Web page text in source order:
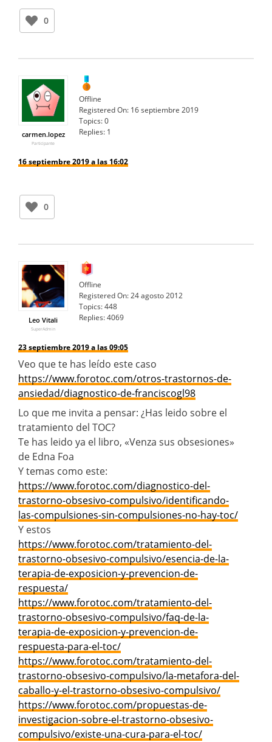
0
carmen.lopez
Participante
Offline
Registered On: 16 septiembre 2019
Topics:0
Replies: 1
16 septiembre 2019 a las 16:02
0
Leo Vitali
SuperAdmin
Offline
Registered On:24 agosto 2012
Topics:448
Replies:4069
23 septiembre 2019 a las 09:05
Veo que te has leído este caso
https://www.forotoc.com/otros-trastornos-de-
ansiedad/diagnostico-de-franciscogl98
Lo que me invita a pensar: ¿Has leido sobre el
tratamiento del TOC?
Te has leido ya el libro, «Venza sus obsesiones»
de Edna Foa
Y temas como este:
https://www.forotoc.com/diagnostico-del-
trastorno-obsesivo-compulsivo/identificando-
las-compulsiones-sin-compulsiones-no-hay-toc/
Y estos
https://www.forotoc.com/tratamiento-del-
trastorno-obsesivo-compulsivo/esencia-de-la-
terapia-de-exposicion-y-prevencion-de-
respuesta/
https://www.forotoc.com/tratamiento-del-
trastorno-obsesivo-compulsivo/faq-de-la-
terapia-de-exposicion-y-prevencion-de-
respuesta-para-el-toc/
https://www.forotoc.com/tratamiento-del-
trastorno-obsesivo-compulsivo/la-metafora-del-
caballo-y-el-trastorno-obsesivo-compulsivo/
https://www.forotoc.com/propuestas-de-
investigacion-sobre-el-trastorno-obsesivo-
compulsivo/existe-una-cura-para-el-toc/